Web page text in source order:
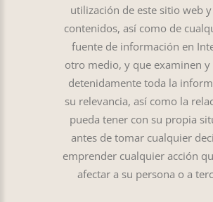
utilización de este sitio web
contenidos, así como de
fuente de información en
otro medio, y que examinen y
detenidamente toda la
su relevancia, así como la
pueda tener con su propia
antes de tomar cualquier
emprender cualquier acción
afectar a su persona o a